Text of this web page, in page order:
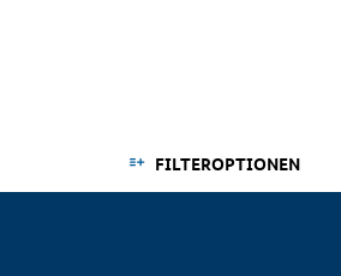
FILTEROPTIONEN